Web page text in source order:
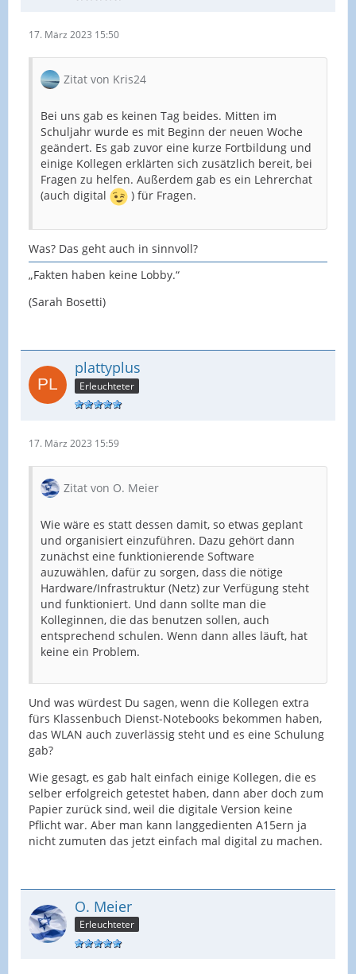
17. März 2023 15:50
Zitat von Kris24
Bei uns gab es keinen Tag beides. Mitten im
Schuljahr wurde es mit Beginn der neuen Woche
geändert. Es gab zuvor eine kurze Fortbildung und
einige Kollegen erklärten sich zusätzlich bereit, bei
Fragen zu helfen. Außerdem gab es ein Lehrerchat
(auch digital
) für Fragen.
Was? Das geht auch in sinnvoll?
„Fakten haben keine Lobby.“
(Sarah Bosetti)
plattyplus
Erleuchteter
17. März 2023 15:59
Zitat von O. Meier
Wie wäre es statt dessen damit, so etwas geplant
und organisiert einzuführen. Dazu gehört dann
zunächst eine funktionierende Software
auzuwählen, dafür zu sorgen, dass die nötige
Hardware/Infrastruktur (Netz) zur Verfügung steht
und funktioniert. Und dann sollte man die
Kolleginnen, die das benutzen sollen, auch
entsprechend schulen. Wenn dann alles läuft, hat
keine ein Problem.
Und was würdest Du sagen, wenn die Kollegen extra
fürs Klassenbuch Dienst-Notebooks bekommen haben,
das WLAN auch zuverlässig steht und es eine Schulung
gab?
Wie gesagt, es gab halt einfach einige Kollegen, die es
selber erfolgreich getestet haben, dann aber doch zum
Papier zurück sind, weil die digitale Version keine
Pflicht war. Aber man kann langgedienten A15ern ja
nicht zumuten das jetzt einfach mal digital zu machen.
O. Meier
Erleuchteter